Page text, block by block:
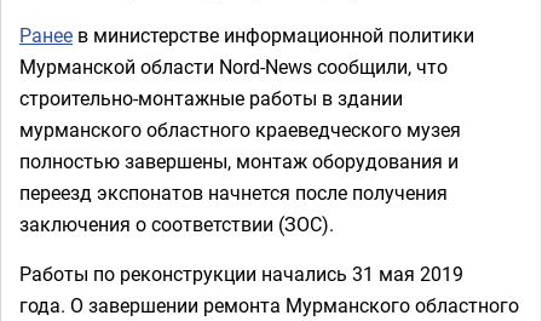
Ранее в министерстве информационной политики
Мурманской области Nord-News сообщили, что
строительно-монтажные работы в здании
мурманского областного краеведческого музея
полностью завершены, монтаж оборудования и
переезд экспонатов начнется после получения
заключения о соответствии (ЗОС).
Работы по реконструкции начались 31 мая 2019
года. О завершении ремонта Мурманского областного